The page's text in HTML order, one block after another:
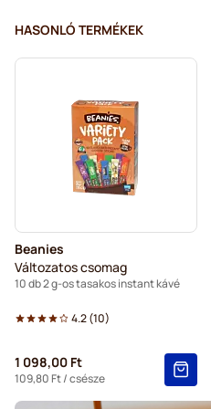
HASONLÓ TERMÉKEK
Beanies
Változatos csomag
10 db 2 g-os tasakos instant kávé
4.2(10)
1 098,00 Ft
109,80 Ft/ csésze